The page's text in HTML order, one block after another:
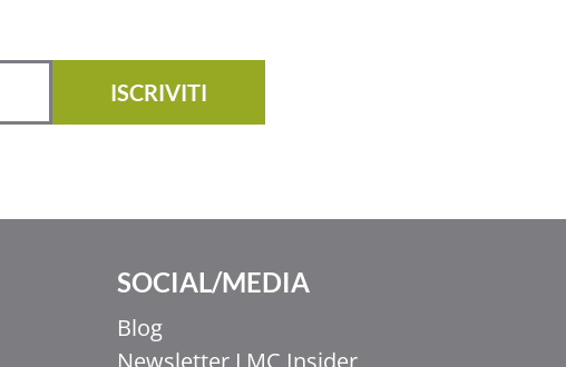
ISCRIVITI
SOCIAL/MEDIA
Blog
Newsletter LMC Insider